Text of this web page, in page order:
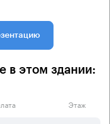
в этом здании:
Этаж